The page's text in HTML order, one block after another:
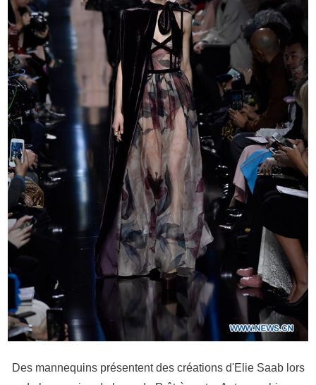
Des mannequins présentent des créations d'Elie Saab lors